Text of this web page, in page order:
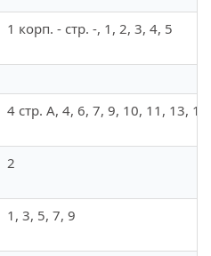
1 корп. - стр. -, 1, 2, 3, 4, 5
4 стр. А, 4, 6, 7, 9, 10, 11, 13,
2
1, 3, 5, 7, 9